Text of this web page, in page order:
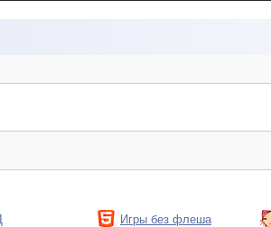
Игры без флеша